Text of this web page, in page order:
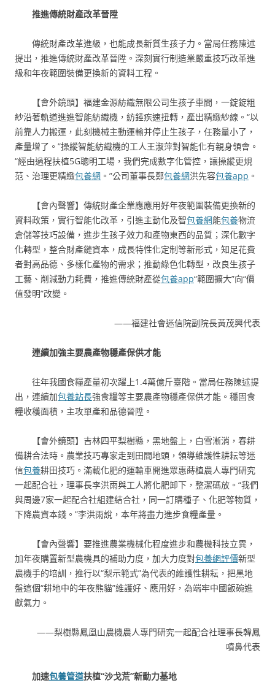
推進傳統財產改革晉陞
傳統財產改革進級，也能成長新質生孩子力。當局任務陳述
提出，推進傳統財產改革晉陞。深刻實行制造業嚴重技巧改革進
級和年夜範圍裝備更換新的資料工程。
【會外鏡頭】福建金源紡織無限公司生孩子車間，一錠錠粗
紗沿著軌道進進智能紡織機，紡錘疾速扭轉，產出精緻紗線。“以
前靠人力搬運，此刻機械主動運輸并停止生孩子，任務量小了，
產量增了。”操縱智能紡織機的工人王淑萍對智能化有親身領會。
“經由過程扶植5G聰明工場，我們完成數字化管控，讓操縱更規
范、治理更精緻包養網 。”公司董事長鄭包養網洪先容包養app 。
【會內聲響】傳統財產企業應應用好年夜範圍裝備更換新的
資料政策，實行智能化改革，引進主動化及智包養網能包養物流
倉儲等技巧設備，進步生孩子效力和產物東西的品質；深化數字
化轉型，整合財產鏈資本，成長特性化定制等新形式，知足花費
者對高品德、多樣化產物的需求；推動綠色化轉型，改良生孩子
工藝、削減動力耗費，推進傳統財產從包養app“範圍擴大”向“價
值發明”改變。
——福建社會迷信院副院長黃茂興代表
連續加強主要農產物穩產保供才能
往年我國食糧產量初次躍上1.4萬億斤臺階。當局任務陳述提
出，連續加包養站長強食糧等主要農產物穩產保供才能。穩固食
糧收穫面積，主攻單產和品德晉陞。
【會外鏡頭】吉林四平梨樹縣，黑地盤上，白雪漸消，春耕
備耕合法時。農業技巧專家走到田間地頭，領導維護性耕耘等迷
信包養耕田技巧。滿載化肥的運輸車開進眾惠蒔植農人專門研究
一起配合社，理事長李洪雨與工人將化肥卸下，整潔碼放。“我們
與周邊7家一起配合社組建結合社，同一訂購種子、化肥等物質，
下降農資本錢。”李洪雨說，本年將盡力進步食糧產量。
【會內聲響】要推進農業機械化程度進步和農機科技立異，
加年夜購置新型農機具的補助力度，加大力度對包養網評價新型
農機手的培訓，推行以“梨示範式”為代表的維護性耕耘，把黑地
盤這個“耕地中的年夜熊貓”維護好、應用好，為端牢中國飯碗進
獻氣力。
——梨樹縣鳳凰山農機農人專門研究一起配合社理事長韓鳳
噴鼻代表
加速包養管道扶植“沙戈荒”新動力基地